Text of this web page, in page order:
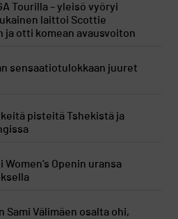
Tourilla – yleisö vyöryi
laittoi Scottie
otti komean avausvoiton
sensaatiotulokkaan juuret
pisteitä Tshekistä ja
Openin uransa
Sami Välimäen osalta ohi,